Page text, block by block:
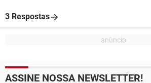
3 Respostas
ASSINE NOSSA NEWSLETTER!